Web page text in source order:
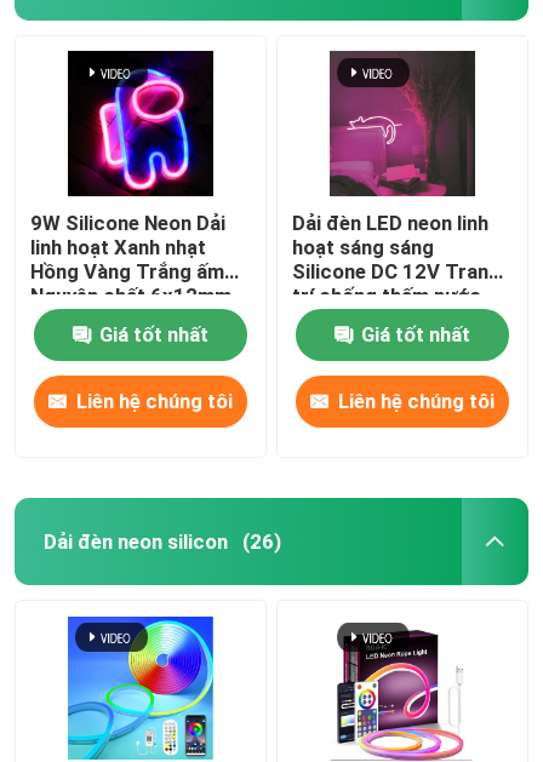
9W Silicone Neon Dải
linh hoạt Xanh nhạt
Hồng Vàng Trắng ấm
Nguyên chất 6x12mm
DC 12V
Giá tốt nhất
Liên hệ chúng tôi
Dải đèn LED neon linh
hoạt sáng sáng
Silicone DC 12V Trang
trí chống thấm nước
Giá tốt nhất
Liên hệ chúng tôi
Dải đèn neon silicon (26)